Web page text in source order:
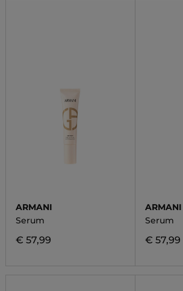
ARMANI
Serum
€ 57,99
ARMANI
Serum
€ 57,99